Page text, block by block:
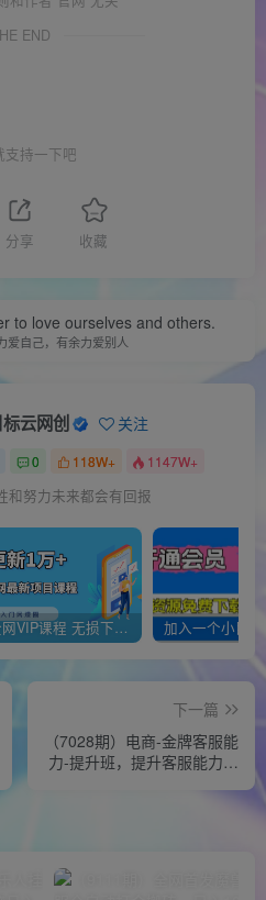
END
支持一下吧
分享 收藏
to love ourselves and others.
爱自己，有余力爱别人
云网创 关注
0 118W+ 1147W+
和努力未来都会有回报
全网VIP课程 无损下载~
下一篇
（7028期）电商-金牌客服能
力-提升班，提升客服能力是